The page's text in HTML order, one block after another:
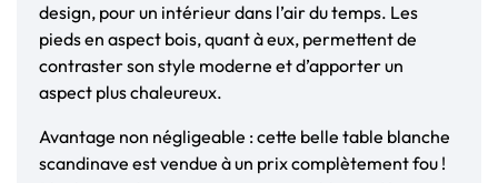
design, pour un intérieur dans l’air du temps. Les
pieds en aspect bois, quant à eux, permettent de
contraster son style moderne et d’apporter un
aspect plus chaleureux.
Avantage non négligeable : cette belle table blanche
scandinave est vendue à un prix complètement fou !